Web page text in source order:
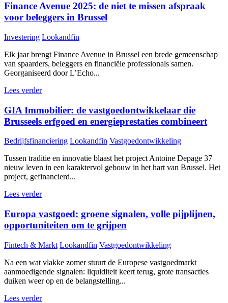
Finance Avenue 2025: de niet te missen afspraak
voor beleggers in Brussel
Investering Lookandfin
Elk jaar brengt Finance Avenue in Brussel een brede gemeenschap
van spaarders, beleggers en financiële professionals samen.
Georganiseerd door L’Echo...
Lees verder
GIA Immobilier: de vastgoedontwikkelaar die
Brusseels erfgoed en energieprestaties combineert
Bedrijfsfinanciering Lookandfin Vastgoedontwikkeling
Tussen traditie en innovatie blaast het project Antoine Depage 37
nieuw leven in een karaktervol gebouw in het hart van Brussel. Het
project, gefinancierd...
Lees verder
Europa vastgoed: groene signalen, volle pijplijnen,
opportuniteiten om te grijpen
Fintech & Markt Lookandfin Vastgoedontwikkeling
Na een wat vlakke zomer stuurt de Europese vastgoedmarkt
aanmoedigende signalen: liquiditeit keert terug, grote transacties
duiken weer op en de belangstelling...
Lees verder